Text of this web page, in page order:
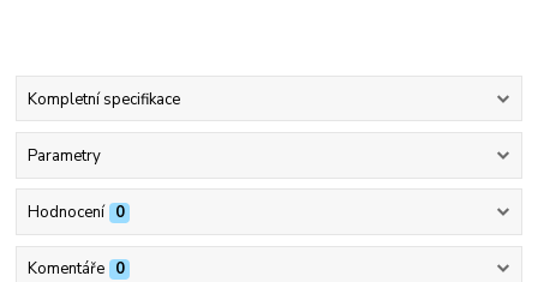
Kompletní specifikace
Parametry
Hodnocení 0
Komentáře 0